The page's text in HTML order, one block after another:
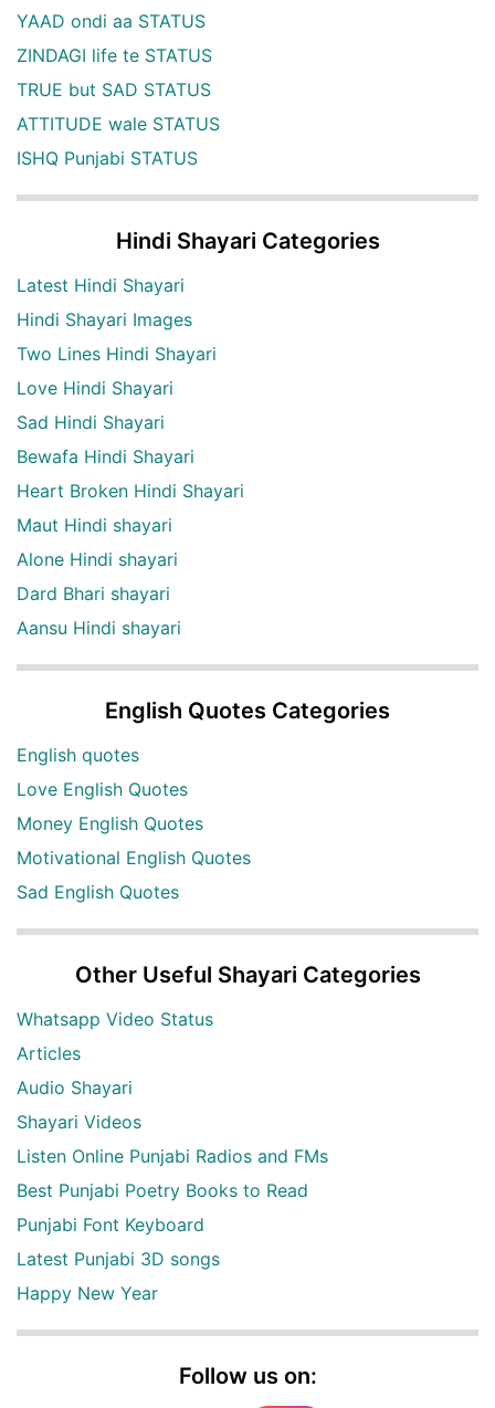
YAAD ondi aa STATUS
ZINDAGI life te STATUS
TRUE but SAD STATUS
ATTITUDE wale STATUS
ISHQ Punjabi STATUS
Hindi Shayari Categories
Latest Hindi Shayari
Hindi Shayari Images
Two Lines Hindi Shayari
Love Hindi Shayari
Sad Hindi Shayari
Bewafa Hindi Shayari
Heart Broken Hindi Shayari
Maut Hindi shayari
Alone Hindi shayari
Dard Bhari shayari
Aansu Hindi shayari
English Quotes Categories
English quotes
Love English Quotes
Money English Quotes
Motivational English Quotes
Sad English Quotes
Other Useful Shayari Categories
Whatsapp Video Status
Articles
Audio Shayari
Shayari Videos
Listen Online Punjabi Radios and FMs
Best Punjabi Poetry Books to Read
Punjabi Font Keyboard
Latest Punjabi 3D songs
Happy New Year
Follow us on: